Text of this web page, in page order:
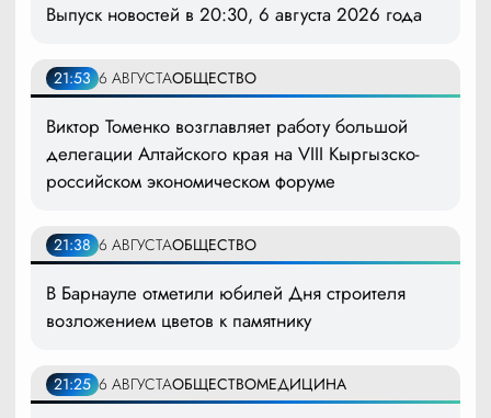
Выпуск новостей в 20:30, 6 августа 2026 года
21:53 6 АВГУСТАОБЩЕСТВО
Виктор Томенко возглавляет работу большой
делегации Алтайского края на VIII Кыргызско-
российском экономическом форуме
21:38 6 АВГУСТАОБЩЕСТВО
В Барнауле отметили юбилей Дня строителя
возложением цветов к памятнику
21:25 6 АВГУСТАОБЩЕСТВОМЕДИЦИНА